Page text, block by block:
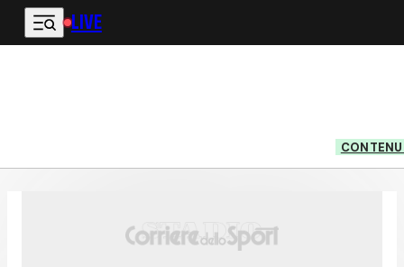
Vai al contenuto principale
LIVE